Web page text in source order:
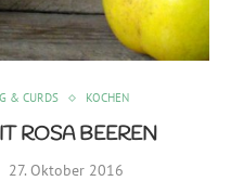
& CURDS KOCHEN
ROSA BEEREN
27. Oktober 2016